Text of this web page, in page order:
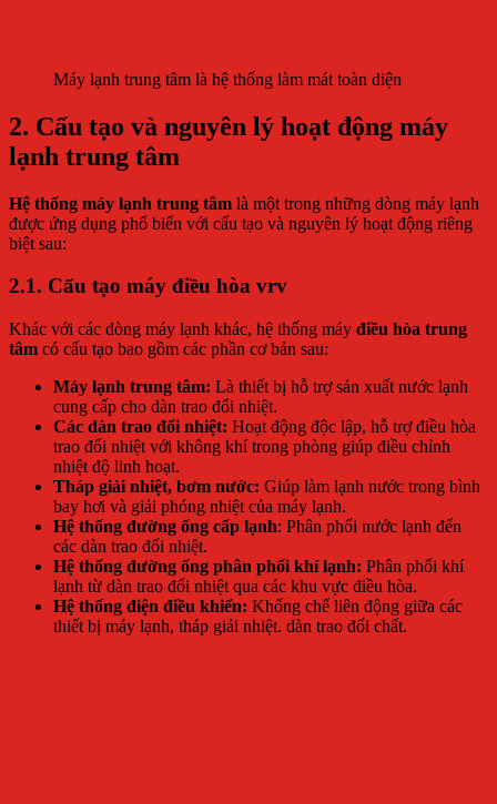
Máy lạnh trung tâm là hệ thống làm mát toàn diện
2. Cấu tạo và nguyên lý hoạt động máy
lạnh trung tâm
Hệ thống máy lạnh trung tâm là một trong những dòng máy lạnh
được ứng dụng phổ biến với cấu tạo và nguyên lý hoạt động riêng
biệt sau:
2.1. Cấu tạo máy điều hòa vrv
Khác với các dòng máy lạnh khác, hệ thống máy điều hòa trung
tâm có cấu tạo bao gồm các phần cơ bản sau:
Máy lạnh trung tâm: Là thiết bị hỗ trợ sản xuất nước lạnh
cung cấp cho dàn trao đổi nhiệt.
Các dàn trao đổi nhiệt: Hoạt động độc lập, hỗ trợ điều hòa
trao đổi nhiệt với không khí trong phòng giúp điều chỉnh
nhiệt độ linh hoạt.
Tháp giải nhiệt, bơm nước: Giúp làm lạnh nước trong bình
bay hơi và giải phóng nhiệt của máy lạnh.
Hệ thống đường ống cấp lạnh: Phân phối nước lạnh đến
các dàn trao đổi nhiệt.
Hệ thống đường ống phân phối khí lạnh: Phân phối khí
lạnh từ dàn trao đổi nhiệt qua các khu vực điều hòa.
Hệ thống điện điều khiển: Khống chế liên động giữa các
thiết bị máy lạnh, tháp giải nhiệt. dàn trao đổi chất.